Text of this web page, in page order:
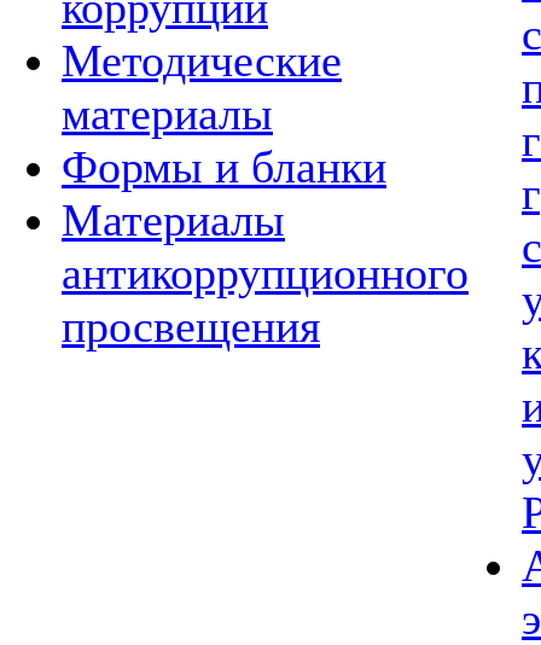
Методические
материалы
Формы и бланки
Материалы
антикоррупционного
просвещения